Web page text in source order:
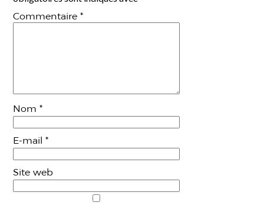
Commentaire*
Nom*
E-mail*
Site web